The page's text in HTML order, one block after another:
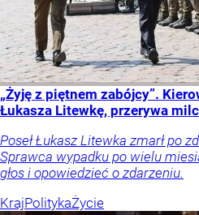
„Żyję z piętnem zabójcy”.
Łukasza Litewkę, przerywa
Poseł Łukasz Litewka zmarł po
Sprawca wypadku po wielu
głos i opowiedzieć o zdarzeniu.
KrajPolitykaŻycie